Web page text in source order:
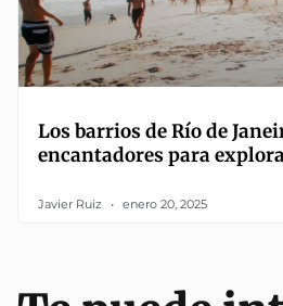
Los barrios de Río de
encantadores para
Javier Ruiz enero 20, 2025